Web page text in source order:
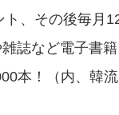
、その後毎月
誌など電子書
本！（内、韓